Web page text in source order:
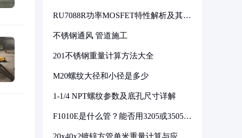
RU7088R功率MOSFET特性解析及其在
不锈钢通风 管道施工
201不锈钢重量计算方法大全
M20螺纹大径和小径是多少
1-1/4 NPT螺纹参数及底孔尺寸详解
F1010E是什么管？能否用3205或3505代
20x40x2镀锌方管单米重量计算与应用